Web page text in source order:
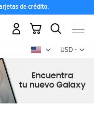
de crédito.
USD -
dólar
Mi carrito